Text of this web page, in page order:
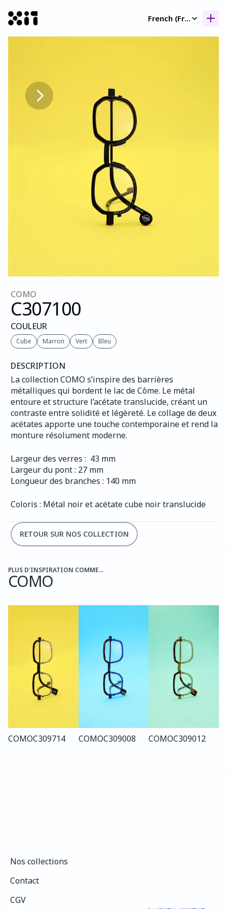
French (France)
COMO
C307100
COULEUR
Cube Marron Vert Bleu
DESCRIPTION
La collection COMO s’inspire des barrières
métalliques qui bordent le lac de Côme. Le métal
entoure et structure l’acétate translucide, créant un
contraste entre solidité et légèreté. Le collage de deux
acétates apporte une touche contemporaine et rend la
monture résolument moderne.
Largeur des verres :  43 mm
Largeur du pont : 27 mm
Longueur des branches : 140 mm
Coloris : Métal noir et acétate cube noir translucide
RETOUR SUR NOS COLLECTION
PLUS D'INSPIRATION COMME...
COMO
COMOC309714 COMOC309008 COMOC309012
Nos collections
Contact
CGV